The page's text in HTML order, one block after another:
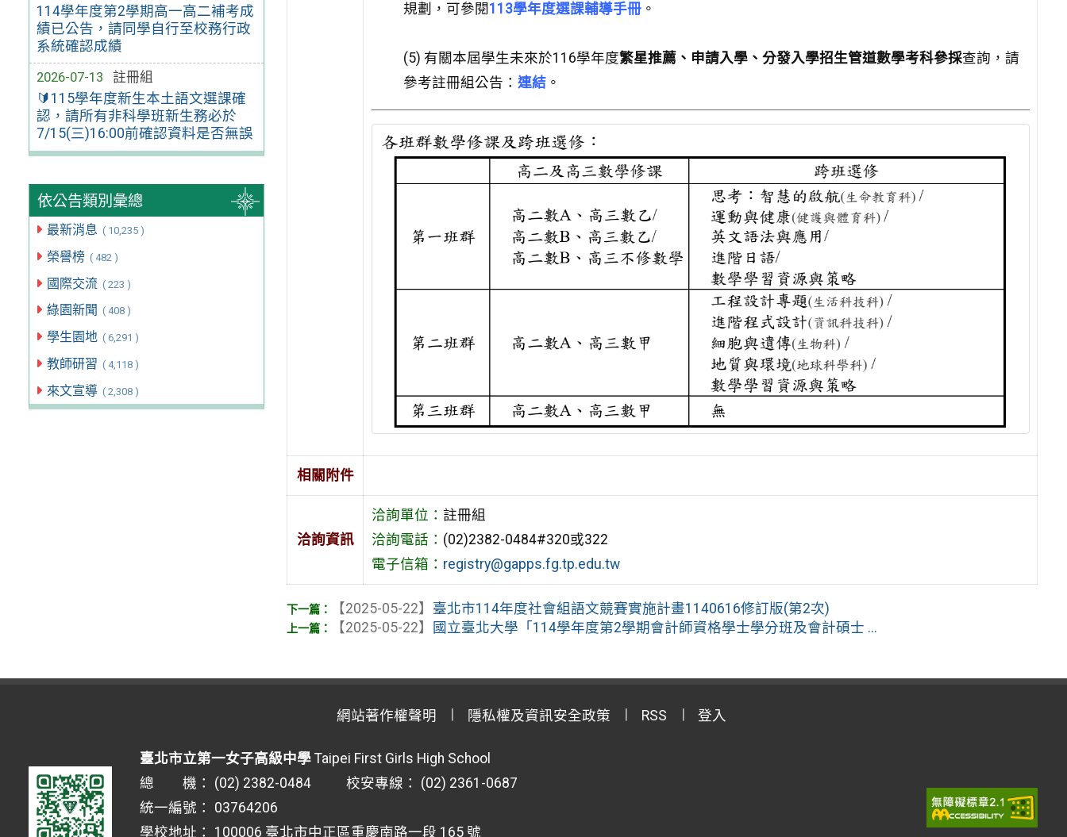
114學年度第2學期高一高二補考成
績已公告，請同學自行至校務行政
系統確認成績
2026-07-13
註冊組
🔰115學年度新生本土語文選課確
認，請所有非科學班新生務必於
7/15(三)16:00前確認資料是否無誤
依公告類別彙總
最新消息 ( 10,235 )
榮譽榜 ( 482 )
國際交流 ( 223 )
綠園新聞 ( 408 )
學生園地 ( 6,291 )
教師研習 ( 4,118 )
來文宣導 ( 2,308 )
規劃，可參閱 113學年度選課輔導手冊。
(5) 有關本屆學生未來於116學年度繁星推薦、申請入學、分發入學招生管道數學考科參採查詢，請
參考註冊組公告： 連結。
相關附件
洽詢資訊
洽詢單位： 註冊組
洽詢電話： (02)2382-0484#320或322
電子信箱： registry@gapps.fg.tp.edu.tw
【2025-05-22】 臺北市114年度社會組語文競賽實施計畫1140616修訂版(第2次)
【2025-05-22】 國立臺北大學「114學年度第2學期會計師資格學士學分班及會計碩士 ...
網站著作權聲明 隱私權及資訊安全政策 RSS 登入
臺北市立第一女子高級中學 Taipei First Girls High School
總 機： (02) 2382-0484 校安專線： (02) 2361-0687
統一編號： 03764206
學校地址： 100006 臺北市中正區重慶南路一段 165 號